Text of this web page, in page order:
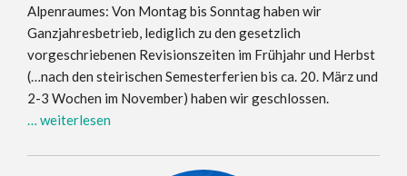
Alpenraumes: Von Montag bis Sonntag haben wir
Ganzjahresbetrieb, lediglich zu den gesetzlich
vorgeschriebenen Revisionszeiten im Frühjahr und Herbst
(…nach den steirischen Semesterferien bis ca. 20. März und
2-3 Wochen im November) haben wir geschlossen.
… weiterlesen